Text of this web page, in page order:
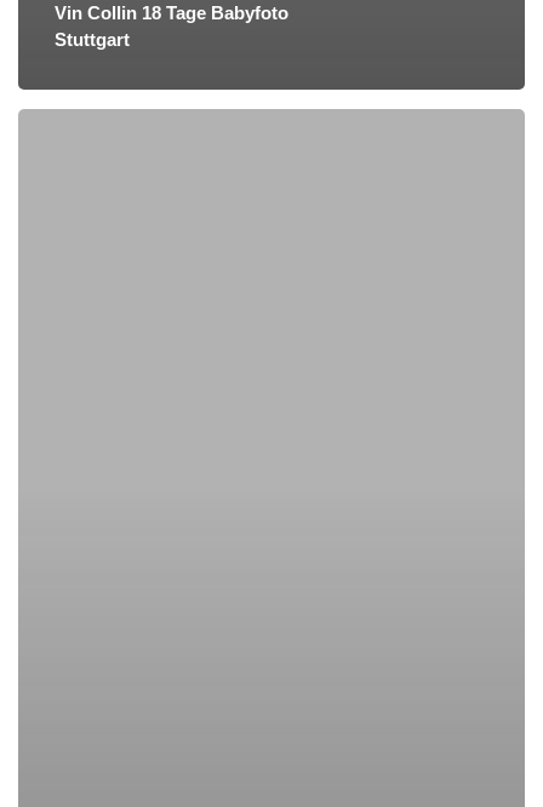
Vin Collin 18 Tage Babyfoto
Stuttgart